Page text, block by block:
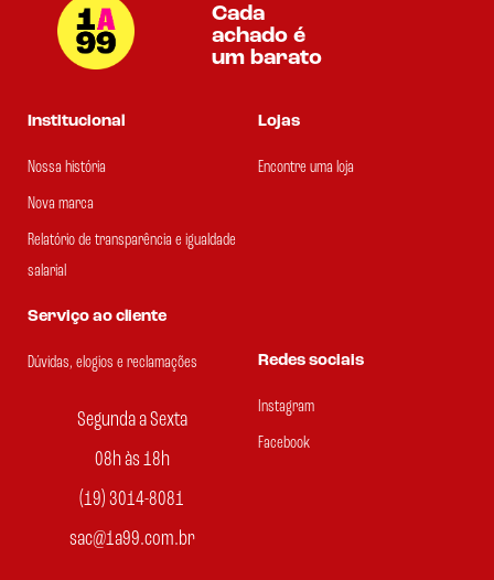
Cada
achado é
um barato
Institucional
Nossa história
Nova marca
Relatório de transparência e igualdade
salarial
Lojas
Encontre uma loja
Serviço ao cliente
Dúvidas, elogios e reclamações
Segunda a Sexta
08h às 18h
(19) 3014-8081
sac@1a99.com.br
Redes sociais
Instagram
Facebook